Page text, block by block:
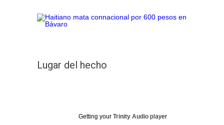
Lugar del hecho
Getting your Trinity Audio player